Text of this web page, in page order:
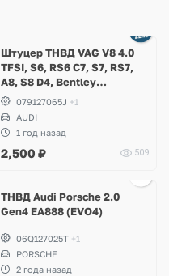
Штуцер ТНВД VAG V8 4.0
TFSI, S6, RS6 C7, S7, RS7,
A8, S8 D4, Bentley
Continental GT
079127065J +1
AUDI
1 год назад
2,500 ₽ 509
ТНВД Audi Porsche 2.0
Gen4 EA888 (EVO4)
06Q127025T +1
PORSCHE
2 года назад